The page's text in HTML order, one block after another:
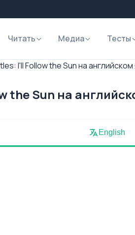
Читать Медиа Тесты
I'll Follow the Sun на английском
the Sun на
English